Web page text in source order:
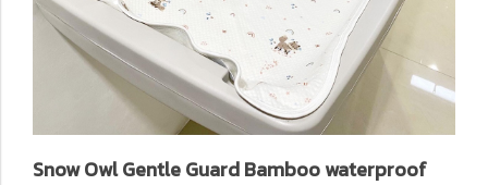
Snow Owl Gentle Guard Bamboo waterproof